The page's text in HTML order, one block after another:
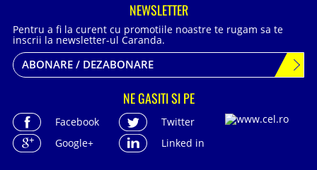
NEWSLETTER
Pentru a fi la curent cu promotiile noastre te rugam sa te
inscrii la newsletter-ul Caranda.
ABONARE / DEZABONARE
NE GASITI SI PE
Facebook
Twitter
Google+
Linked in